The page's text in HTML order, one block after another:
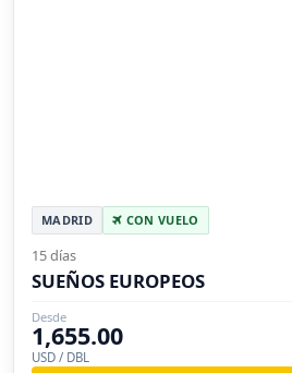
MADRID CON VUELO
15 días
SUEÑOS EUROPEOS
Desde
1,655.00
USD / DBL